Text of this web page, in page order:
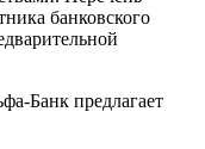
банковского
Банк предлагает